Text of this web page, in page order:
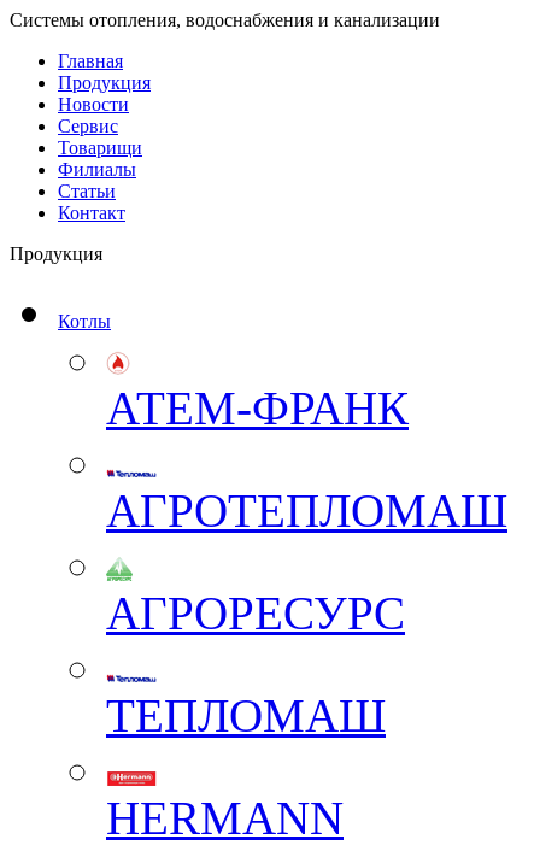
Системы отопления, водоснабжения и канализации
Главная
Продукция
Новости
Сервис
Товарищи
Филиалы
Статьи
Контакт
Продукция
Котлы
АТЕМ-ФРАНК
АГРОТЕПЛОМАШ
АГРОРЕСУРС
ТЕПЛОМАШ
HERMANN